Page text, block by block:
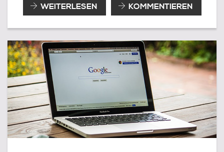
DER
GOOGLE
FRIEDHOF
ALLES
SCHON
LÄNGST
GESCHICHTE?
WEITERLESEN KOMMENTIEREN